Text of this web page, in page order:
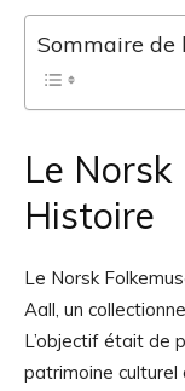
Sommaire de
Le Norsk
Histoire
Le Norsk
Aall, un
L’objectif était de
patrimoine culturel